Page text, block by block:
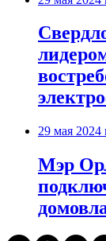
29 мая 2024
Мэр